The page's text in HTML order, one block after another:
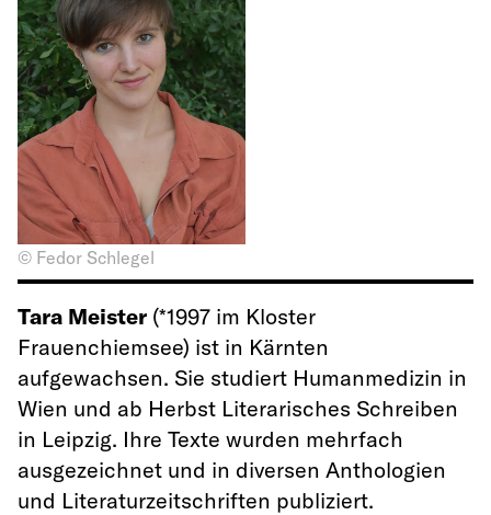
© Fedor Schlegel
Tara Meister (*1997 im Kloster
Frauenchiemsee) ist in Kärnten
aufgewachsen. Sie studiert Humanmedizin in
Wien und ab Herbst Literarisches Schreiben
in Leipzig. Ihre Texte wurden mehrfach
ausgezeichnet und in diversen Anthologien
und Literaturzeitschriften publiziert.